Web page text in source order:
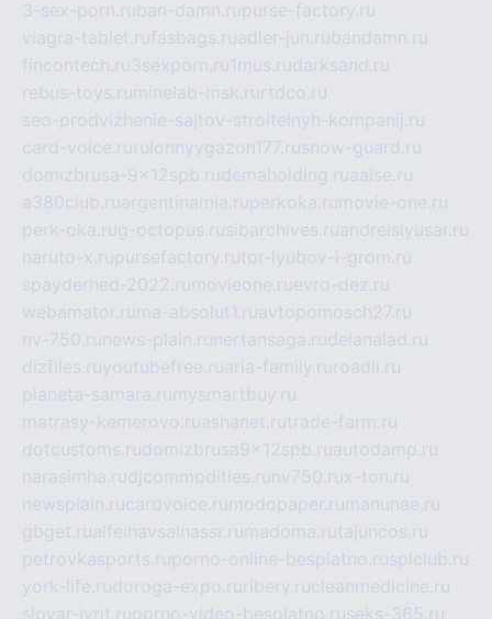
3-sex-porn.ruban-damn.rupurse-factory.ru
viagra-tablet.rufasbags.ruadler-jun.rubandamn.ru
fincontech.ru3sexporn.ru1mus.rudarksand.ru
rebus-toys.ru minelab-msk.ru rtdco.ru
seo-prodvizhenie-sajtov-stroitelnyh-kompanij.ru
card-voice.ru rulonnyygazon177.rusnow-guard.ru
domizbrusa-9x12spb.rudemaholding.ruaalse.ru
a380club.ruargentinamia.ruperkoka.ru movie-one.ru
perk-oka.rug-octopus.rusibarchives.ruandreislyusar.ru
naruto-x.rupursefactory.rutor-lyubov-i-grom.ru
spayderhed-2022.ru movieone.ruevro-dez.ru
webamator.ru ma-absolut1.ruavtopomosch27.ru
nv-750.ru news-plain.ru nertansaga.rudelanalad.ru
dizfiles.ruyoutubefree.ruaria-family.ru roadli.ru
planeta-samara.ru mysmartbuy.ru
matrasy-kemerovo.ruashanet.rutrade-farm.ru
dotcustoms.rudomizbrusa9x12spb.ruautodamp.ru
narasimha.rudjcommodities.ru nv750.rux-ton.ru
newsplain.rucardvoice.ru modopaper.ru manunae.ru
gbget.rualfeihavsalnassr.ru madoma.rutajuncos.ru
petrovkasports.ruporno-online-besplatno.rusplclub.ru
york-life.rudoroga-expo.ru ribery.rucleanmedicine.ru
slovar-ivrit.ruporno-video-besplatno.ruseks-365.ru